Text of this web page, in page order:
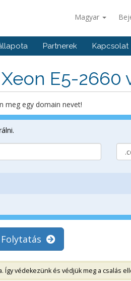
Magyar
Partnerek Kapcsolat
E5-2660
meg egy domain nevet!
Folytatás
védekezünk és védjük meg a csalás